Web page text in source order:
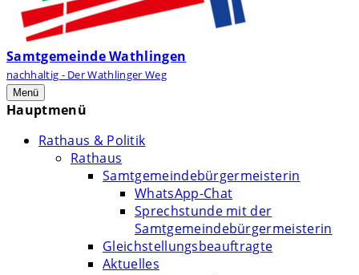
Samtgemeinde Wathlingen
nachhaltig - Der Wathlinger Weg
Menü
Hauptmenü
Rathaus & Politik
Rathaus
Samtgemeindebürgermeisterin
WhatsApp-Chat
Sprechstunde mit der
Samtgemeindebürgermeisterin
Gleichstellungsbeauftragte
Aktuelles